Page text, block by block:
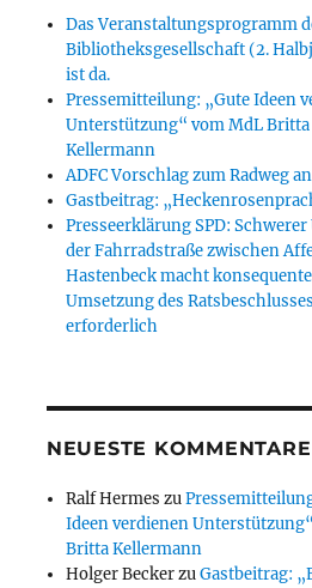
Das Veranstaltungsprogramm
Bibliotheksgesellschaft (2.
ist da.
Pressemitteilung: „Gute Ideen
Unterstützung“ vom MdL Britta
Kellermann
ADFC Vorschlag zum Radweg
Gastbeitrag:
Presseerklärung SPD:
der Fahrradstraße zwischen
Hastenbeck macht konsequente
Umsetzung des Ratsbeschlusses
erforderlich
NEUESTE KOMMENTARE
Ralf Hermes zu
Ideen verdienen
Britta Kellermann
Holger BeckerzuGastbeitrag: